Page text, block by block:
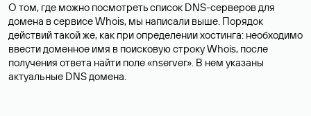
О том, где можно посмотреть список DNS-серверов для
домена в сервисе Whois, мы написали выше. Порядок
действий такой же, как при определении хостинга: необходимо
ввести доменное имя в поисковую строку Whois, после
получения ответа найти поле «nserver». В нем указаны
актуальные DNS домена.